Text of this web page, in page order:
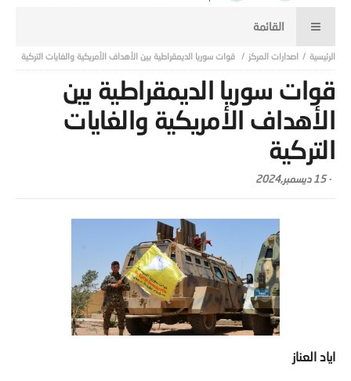
اصدارات المركز قوات سوريا الديمقراطية بين الأهداف الأمريكية والغايات التركية
قوات سوريا الديمقراطية بين
الأهداف الأمريكية والغايات
التركية
-15 ديسمبر,2024
اياد العناز